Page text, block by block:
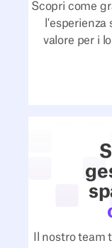
Scopri come
l'esperienza
valore per i
stesso
spazio:
come
Austria
Il nostro team